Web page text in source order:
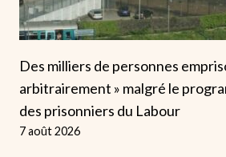
Des milliers de personnes
arbitrairement » malgré le
des prisonniers du Labour
7 août 2026